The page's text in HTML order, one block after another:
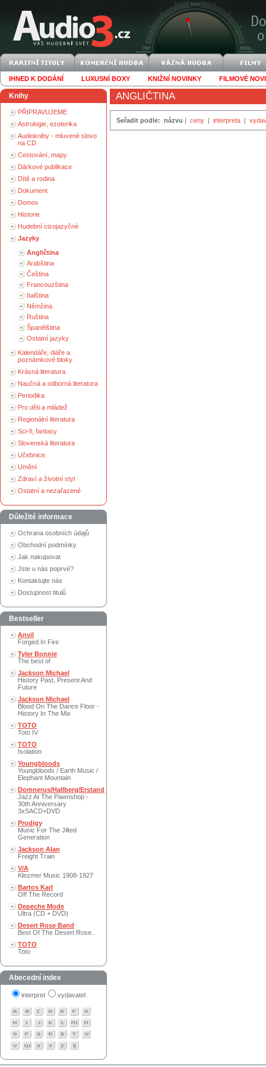
IHNED K DODÁNÍ LUXUSNÍ BOXY KNIŽNÍ NOVINKY FILMOVÉ
Knihy
PŘIPRAVUJEME
Astrologie, ezoterika
Audioknihy - mluvené slovo
na CD
Cestování, mapy
Dárkové publikace
Dítě a rodina
Dokument
Domov
Historie
Hudební cizojazyčné
Jazyky
Angličtina
Arabština
Čeština
Francouzština
Italština
Němčina
Ruština
Španělština
Ostatní jazyky
Kalendáře, diáře a
poznámkové bloky
Krásná literatura
Naučná a odborná literatura
Periodika
Pro děti a mládež
Regionální literatura
Sci-fi, fantasy
Slovenská literatura
Učebnice
Umění
Zdraví a životní styl
Ostatní a nezařazené
Důležité informace
Ochrana osobních údajů
Obchodní podmínky
Jak nakupovat
Jste u nás poprvé?
Kontaktujte nás
Dostupnost titulů
Bestseller
Anvil
Forged In Fire
Tyler Bonnie
The best of
Jackson Michael
History Past, Present And
Future
Jackson Michael
Blood On The Dance Floor -
History In The Mix
TOTO
Toto IV
TOTO
Isolation
Youngbloods
Youngbloods / Earth Music /
Elephant Mountain
Domnerus/Hallberg/Erstand
Jazz At The Pawnshop -
30th Anniversary
3xSACD+DVD
Prodigy
Music For The Jilted
Generation
Jackson Alan
Freight Train
V/A
Klezmer Music 1908-1927
Bartos Karl
Off The Record
Depeche Mode
Ultra (CD + DVD)
Desert Rose Band
Best Of The Desert Rose..
TOTO
Toto
Abecední index
interpret vydavatel
ANGLIČTINA
Seřadit podle: názvu | ceny | interpreta |